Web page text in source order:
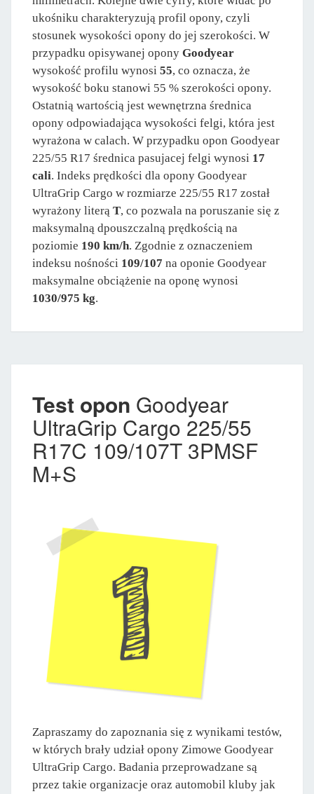
ukośniku charakteryzują profil opony, czyli
stosunek wysokości opony do jej szerokości. W
przypadku opisywanej opony Goodyear
wysokość profilu wynosi 55, co oznacza, że
wysokość boku stanowi 55 % szerokości opony.
Ostatnią wartością jest wewnętrzna średnica
opony odpowiadająca wysokości felgi, która jest
wyrażona w calach. W przypadku opon Goodyear
225/55 R17 średnica pasujacej felgi wynosi 17
cali. Indeks prędkości dla opony Goodyear
UltraGrip Cargo w rozmiarze 225/55 R17 został
wyrażony literą T, co pozwala na poruszanie się z
maksymalną dpouszczalną prędkością na
poziomie 190 km/h. Zgodnie z oznaczeniem
indeksu nośności 109/107 na oponie Goodyear
maksymalne obciążenie na oponę wynosi
1030/975 kg.
Test opon Goodyear
UltraGrip Cargo 225/55
R17C 109/107T 3PMSF
M+S
Zapraszamy do zapoznania się z wynikami testów,
w których brały udział opony Zimowe Goodyear
UltraGrip Cargo. Badania przeprowadzane są
przez takie organizacje oraz automobil kluby jak